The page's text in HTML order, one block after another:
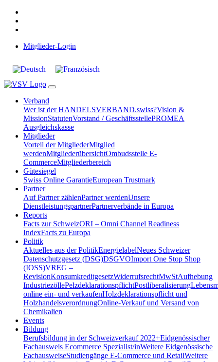
Mitglieder-Login
Verband
Wer ist der HANDELSVERBAND.swiss?Vision &
MissionStatutenVorstand / GeschäftsstellePROMEA
Ausgleichskasse
Mitglieder
Vorteil der MitgliederMitglied
werdenMitgliederübersichtOmbudsstelle E-
CommerceMitgliederbereich
Gütesiegel
Swiss Online GarantieEuropean Trustmark
Partner
Auf Partner zählenPartner werdenUnsere
DienstleistungspartnerPartnerverbände in Europa
Reports
Facts zur SchweizORI – Omni Channel Readiness
IndexFacts zu Europa
Politik
Aktuelles aus der PolitikEnergielabelNeues Schweizer
Datenschutzgesetz (DSG)DSGVOImport One Stop Shop
(IOSS)VREG –
RevisionKonsumkreditgesetzWiderrufsrechtMwStAufhebung
IndustriezöllePelzdeklarationspflichtPostliberalisierung
online ein- und verkaufenHolzdeklarationspflicht und
HolzhandelsverordnungOnline-Verkauf und Versand von
Chemikalien
Events
Bildung
Berufsbildung in der Schweizverkauf 2022+Eidgenössischer
Fachausweis Ecommerce Spezialist/inWeitere Eidgenössische
FachausweiseStudiengänge E-Commerce und RetailWeitere